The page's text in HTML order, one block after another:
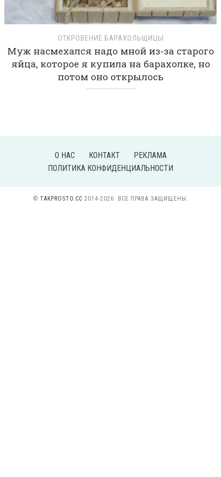
ОТКРОВЕНИЕ БАРАХОЛЬЩИЦЫ
Муж насмехался надо мной из-за старого
яйца, которое я купила на барахолке, но
потом оно открылось
О НАС КОНТАКТ
РЕКЛАМА
ПОЛИТИКА КОНФИДЕНЦИАЛЬНОСТИ
© TAKPROSTO.CC 2014-2026. ВСЕ ПРАВА ЗАЩИЩЕНЫ.